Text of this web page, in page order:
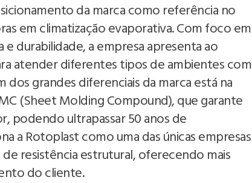
da marca como referência no
em climatização evaporativa. Com foco em
durabilidade, a empresa apresenta ao
atender diferentes tipos de ambientes com
grandes diferenciais da marca está na
(Sheet Molding Compound), que garante
podendo ultrapassar 50 anos de
a Rotoplast como uma das únicas empresas
resistência estrutural, oferecendo mais
do cliente.